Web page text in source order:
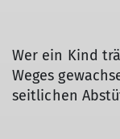
Wer ein Kind
Weges
seitlichen